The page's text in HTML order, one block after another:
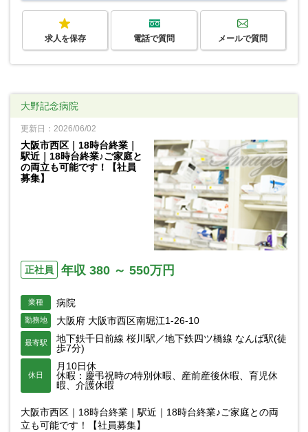
求人を保存 電話で質問 メールで質問
大野記念病院
更新日：2026/06/02
大阪市西区｜18時台終業｜
駅近｜18時台終業♪ご家庭と
の両立も可能です！【社員
募集】
正社員 年収 380 ～ 550万円
業種 病院
勤務地 大阪府 大阪市西区南堀江1-26-10
最寄駅
地下鉄千日前線 桜川駅／地下鉄四ツ橋線 なんば駅(徒
歩7分)
休日
月10日休
休暇：慶弔祝時の特別休暇、産前産後休暇、育児休
暇、介護休暇
大阪市西区｜18時台終業｜駅近｜18時台終業♪ご家庭との両
立も可能です！【社員募集】